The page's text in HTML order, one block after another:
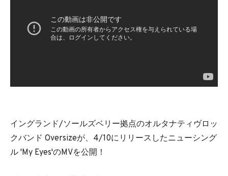
イングランド/ソールズベリー拠点のオルタナティヴロッ
クバンド Oversizeが、4/10にリリースしたニューシング
ル 'My Eyes'のMVを公開！